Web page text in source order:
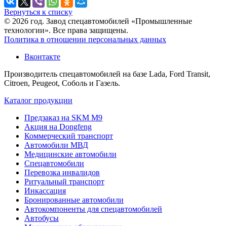
Вернуться к списку
© 2026 год. Завод спецавтомобилей «Промышленные
технологии». Все права защищены.
Политика в отношении персональных данных
Вконтакте
Производитель спецавтомобилей на базе Lada, Ford Transit,
Citroen, Peugeot, Соболь и Газель.
Каталог продукции
Предзаказ на SKM M9
Акция на Dongfeng
Коммерческий транспорт
Автомобили МВД
Медицинские автомобили
Спецавтомобили
Перевозка инвалидов
Ритуальный транспорт
Инкассация
Бронированные автомобили
Автокомпоненты для спецавтомобилей
Автобусы